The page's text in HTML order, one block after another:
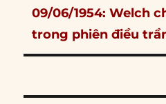
Next
post:
09/06/1954: Welch
trong phiên điều